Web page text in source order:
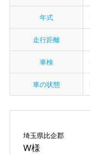
年式
走行距離
車検
車の状態
埼玉県比企郡
W様